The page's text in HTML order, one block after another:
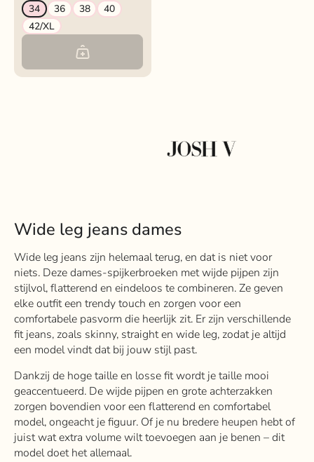
34 36 38
40
42/XL
Wide leg jeans dames
Wide leg jeans zijn helemaal terug, en dat is niet voor
niets. Deze dames-spijkerbroeken met wijde pijpen zijn
stijlvol, flatterend en eindeloos te combineren. Ze geven
elke outfit een trendy touch en zorgen voor een
comfortabele pasvorm die heerlijk zit. Er zijn verschillende
fit jeans, zoals skinny, straight en wide leg, zodat je altijd
een model vindt dat bij jouw stijl past.
Dankzij de hoge taille en losse fit wordt je taille mooi
geaccentueerd. De wijde pijpen en grote achterzakken
zorgen bovendien voor een flatterend en comfortabel
model, ongeacht je figuur. Of je nu bredere heupen hebt of
juist wat extra volume wilt toevoegen aan je benen – dit
model doet het allemaal.